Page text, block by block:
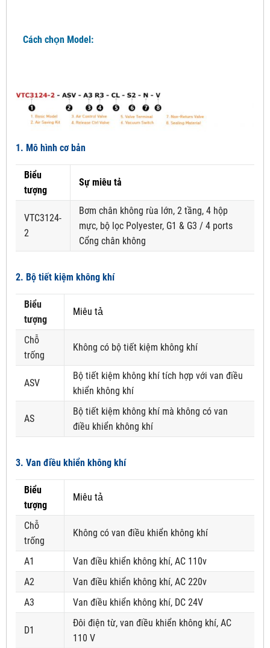
Cách chọn Model:
1. Mô hình cơ bản
Biểu
tượng
Sự miêu tả
VTC3124-
2
Bơm chân không rùa lớn, 2 tầng, 4 hộp
mực, bộ lọc Polyester, G1 & G3 / 4 ports
Cổng chân không
2. Bộ tiết kiệm không khí
Biểu
tượng
Miêu tả
Chỗ
trống
Không có bộ tiết kiệm không khí
ASV
Bộ tiết kiệm không khí tích hợp với van điều
khiển không khí
AS
Bộ tiết kiệm không khí mà không có van
điều khiển không khí
3. Van điều khiển không khí
Biểu
tượng
Miêu tả
Chỗ
trống
Không có van điều khiển không khí
A1
Van điều khiển không khí, AC 110v
A2
Van điều khiển không khí, AC 220v
A3
Van điều khiển không khí, DC 24V
D1
Đôi điện từ, van điều khiển không khí, AC
110 V